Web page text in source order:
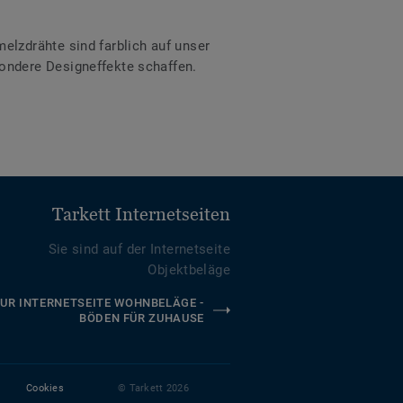
sind farblich auf unser
Designeffekte schaffen.
Tarkett Internetseiten
Sie sind auf der Internetseite
Objektbeläge
INTERNETSEITE WOHNBELÄGE -
BÖDEN FÜR ZUHAUSE
Cookies © Tarkett 2026